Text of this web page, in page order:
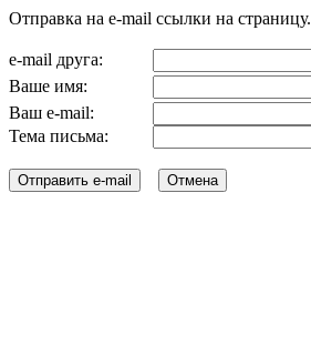
Отправка на e-mail ссылки на страницу.
e-mail друга:
Ваше имя:
Ваш e-mail:
Тема письма: